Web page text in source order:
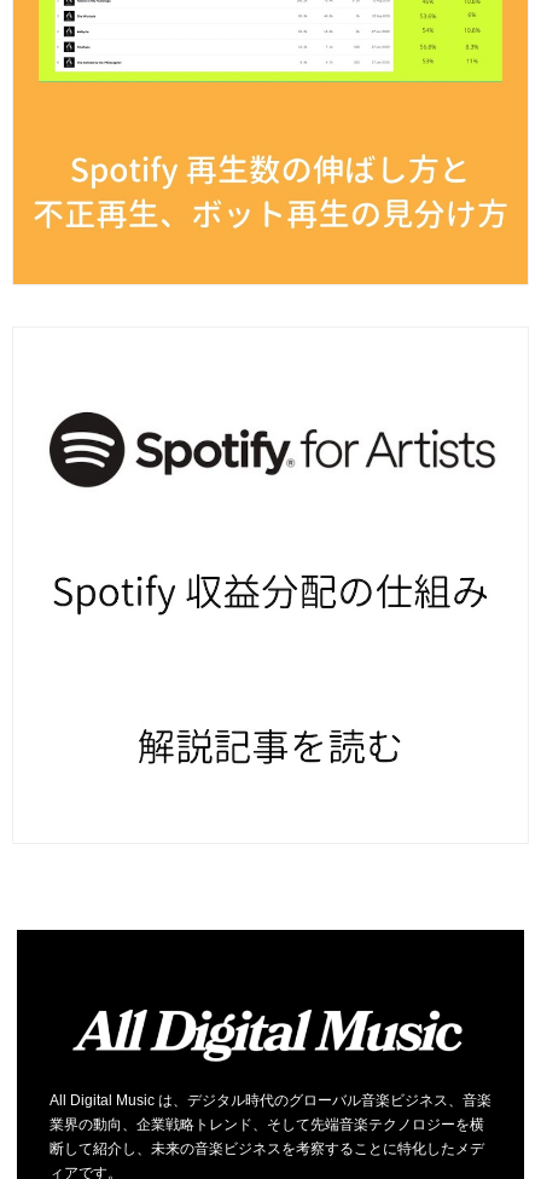
All Digital Music は、デジタル時代のグローバル音楽ビジネス、音楽
業界の動向、企業戦略トレンド、そして先端音楽テクノロジーを横
断して紹介し、未来の音楽ビジネスを考察することに特化したメデ
ィアです。